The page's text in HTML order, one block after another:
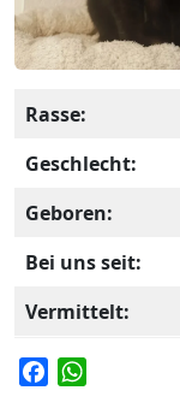
Rasse:
Geschlecht:
Geboren:
Bei uns seit:
Vermittelt: